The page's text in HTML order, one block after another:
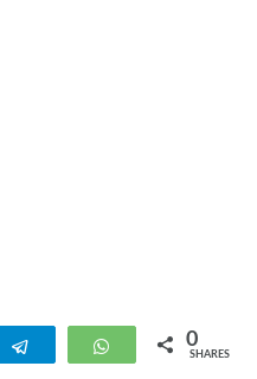
Telegram WhatsApp
0
SHARES